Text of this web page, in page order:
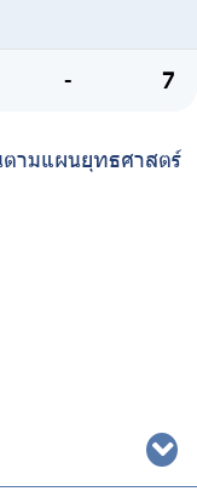
- 7
ตามแผนยุทธศาสตร์